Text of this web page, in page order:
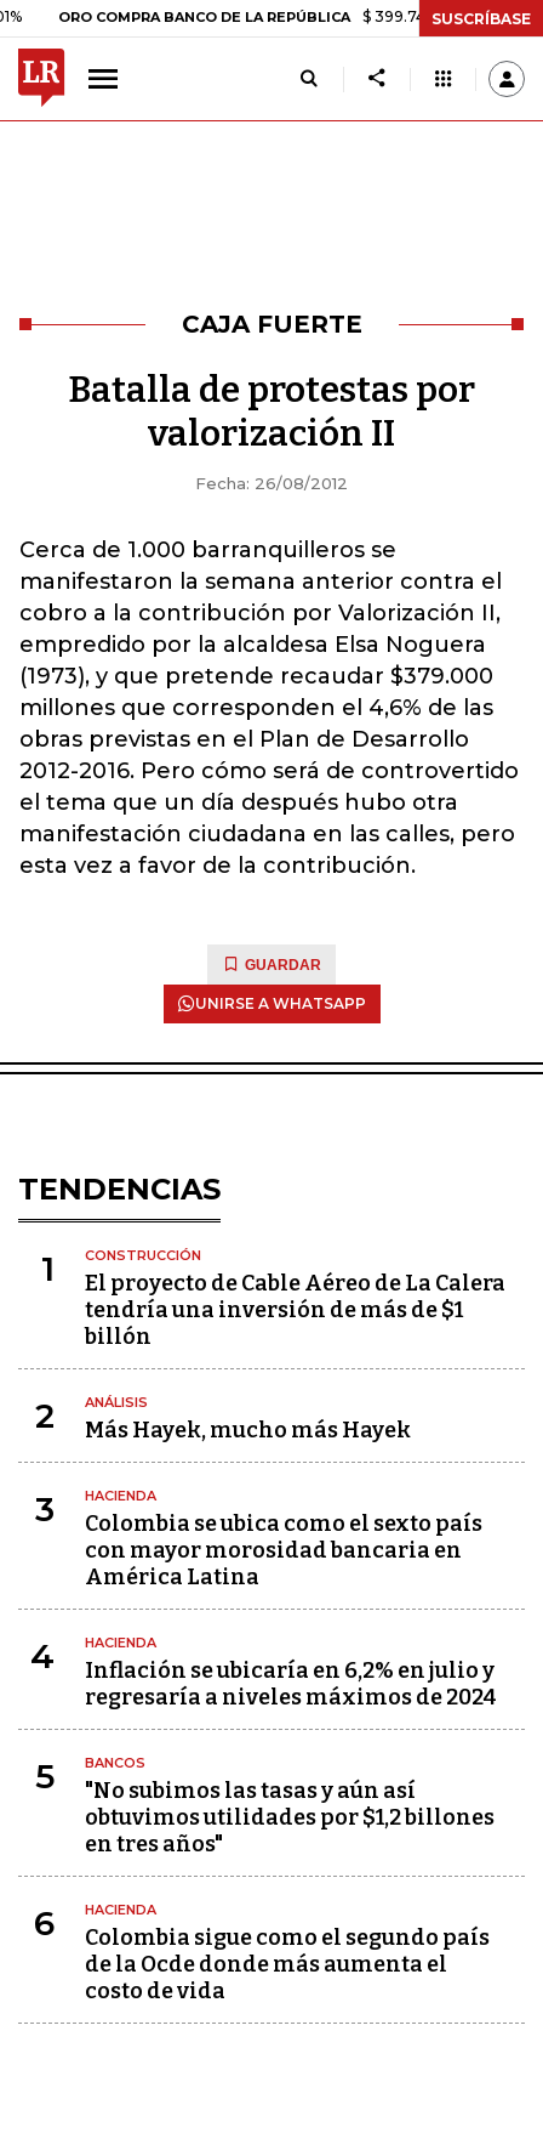
ORO COMPRA BANCO DE LA REPÚBLICA $ 399.745,16 +$ 2.295,71
SUSCRÍBASE
CAJA FUERTE
Batalla de protestas por
valorización II
Fecha: 26/08/2012
Cerca de 1.000 barranquilleros se
manifestaron la semana anterior contra el
cobro a la contribución por Valorización II,
empredido por la alcaldesa Elsa Noguera
(1973), y que pretende recaudar $379.000
millones que corresponden el 4,6% de las
obras previstas en el Plan de Desarrollo
2012-2016. Pero cómo será de controvertido
el tema que un día después hubo otra
manifestación ciudadana en las calles, pero
esta vez a favor de la contribución.
GUARDAR
UNIRSE A WHATSAPP
TENDENCIAS
1 CONSTRUCCIÓN
El proyecto de Cable Aéreo de La Calera
tendría una inversión de más de $1
billón
2 ANÁLISIS
Más Hayek, mucho más Hayek
3 HACIENDA
Colombia se ubica como el sexto país
con mayor morosidad bancaria en
América Latina
4 HACIENDA
Inflación se ubicaría en 6,2% en julio y
regresaría a niveles máximos de 2024
5 BANCOS
"No subimos las tasas y aún así
obtuvimos utilidades por $1,2 billones
en tres años"
6 HACIENDA
Colombia sigue como el segundo país
de la Ocde donde más aumenta el
costo de vida